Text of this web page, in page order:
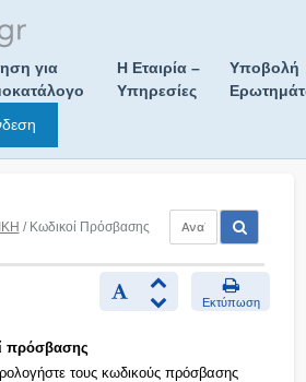
για
Η Εταιρία –
Υπηρεσίες
Υποβολή
/ Κωδικοί Πρόσβασης
Εκτύπωση
πρόσβασης
τους κωδικούς πρόσβασης